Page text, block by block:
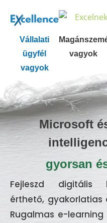
contentVállalati
ügyfél
vagyok
vagyok
Microsoft
gyorsan
Fejleszd digitális
érthető, gyakorlatias
Rugalmas e-